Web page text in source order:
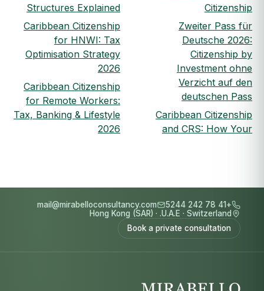
Citizenship
Zweiter Pass für
Deutsche 2026:
Citizenship by
Investment ohne
Verzicht auf den
deutschen Pass
Caribbean Citizenship
and CRS: How Your
Structures Explained
Caribbean Citizenship
for HNWI: Tax
Optimisation Strategy
2026
Caribbean Citizenship
for Remote Workers:
Tax, Banking & Lifestyle
2026
+41 78 242 5244
mail@mirabelloconsultancy.com
Switzerland
·
U.A.E.
·
Hong Kong (SAR)
Book a private consultation